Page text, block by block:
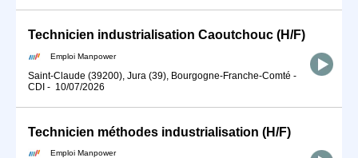
Technicien industrialisation Caoutchouc (H/F)
Emploi Manpower
Saint-Claude (39200), Jura (39), Bourgogne-Franche-Comté -
CDI - 10/07/2026
Technicien méthodes industrialisation (H/F)
Emploi Manpower